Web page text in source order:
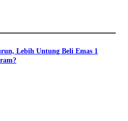
Lebih Untung Beli Emas 1